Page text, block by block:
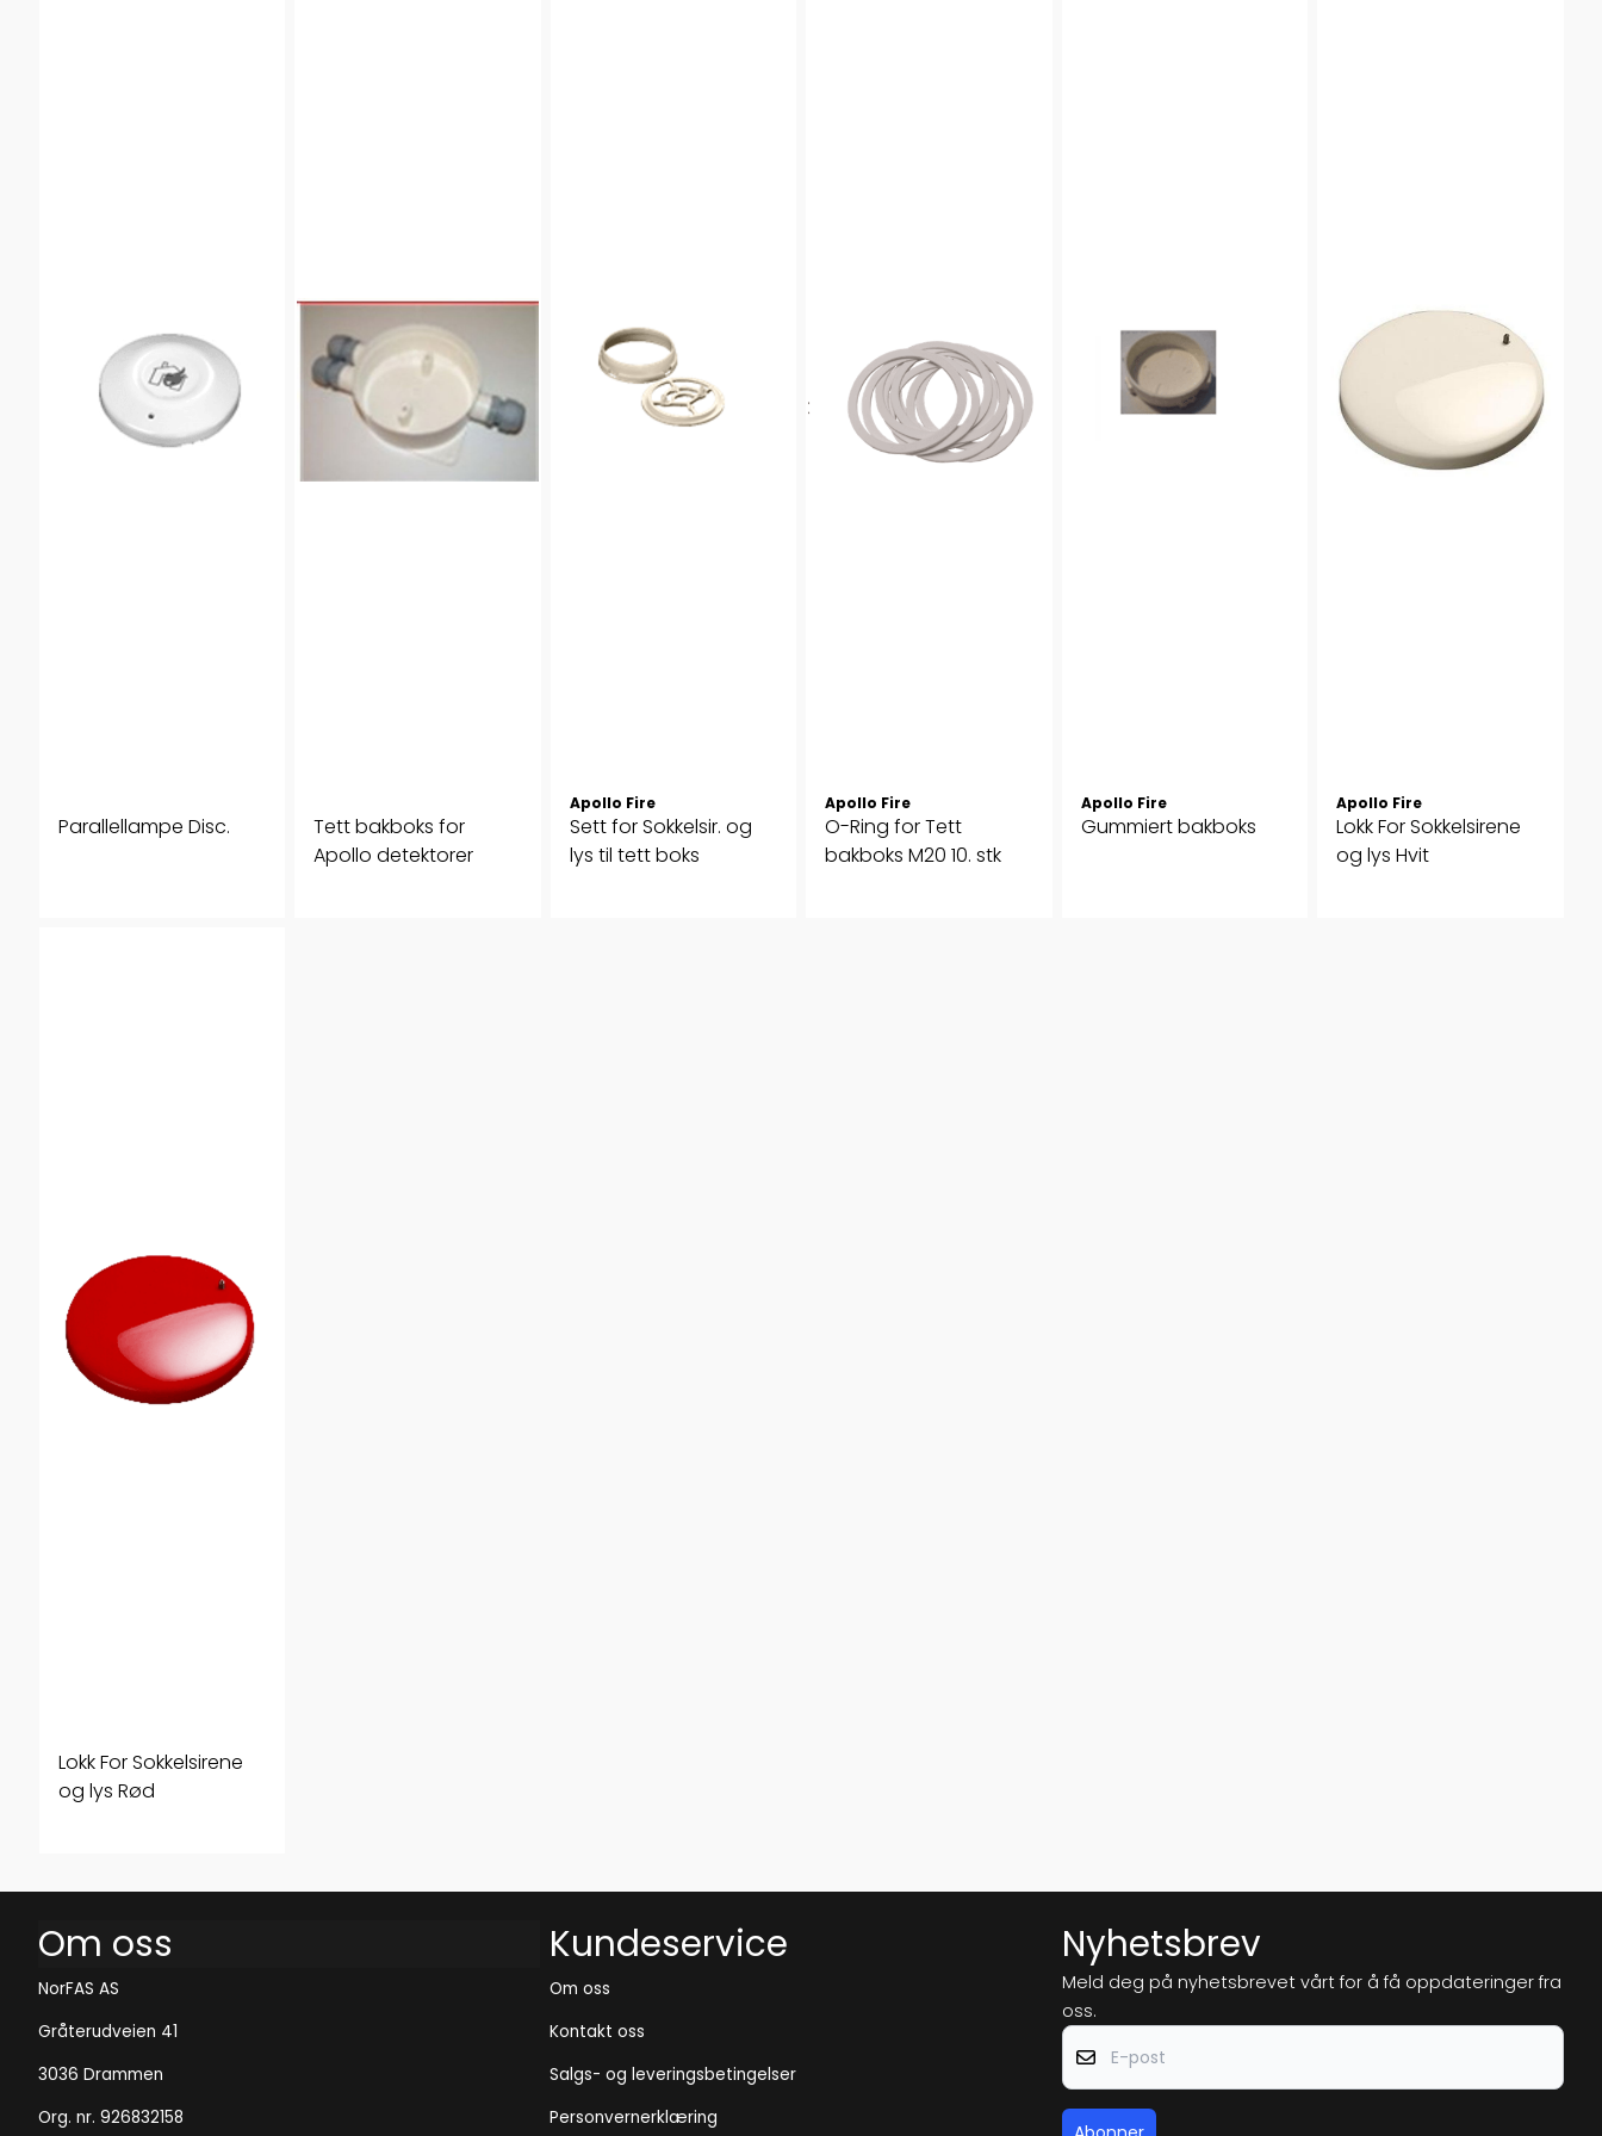
Parallellampe Disc.
Tett bakboks for
Apollo detektorer
Apollo Fire
Sett for Sokkelsir. og
lys til tett boks
Apollo Fire
O-Ring for Tett
bakboks M20 10. stk
Apollo Fire
Gummiert bakboks
Apollo Fire
Lokk For Sokkelsirene
og lys Hvit
Lokk For Sokkelsirene
og lys Rød
Om oss
NorFAS AS
Gråterudveien 41
3036 Drammen
Org. nr. 926832158
Kundeservice
Om oss
Kontakt oss
Salgs- og leveringsbetingelser
Personvernerklæring
Nyhetsbrev
Meld deg på nyhetsbrevet vårt for å få oppdateringer fra
oss.
E-post